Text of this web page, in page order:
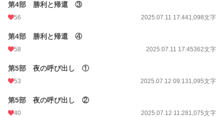
第4部 勝利と帰還 ③
56 2025.07.11 17:441,098文字
第4部 勝利と帰還 ④
58 2025.07.11 17:45362文字
第5部 夜の呼び出し ①
53 2025.07.12 09:131,095文字
第5部 夜の呼び出し ②
40 2025.07.12 11:281,075文字